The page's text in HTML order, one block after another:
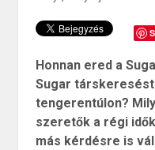
Honnan ered a
Sugar
tengerentúlon?
szeretők a régi
más kérdésre is